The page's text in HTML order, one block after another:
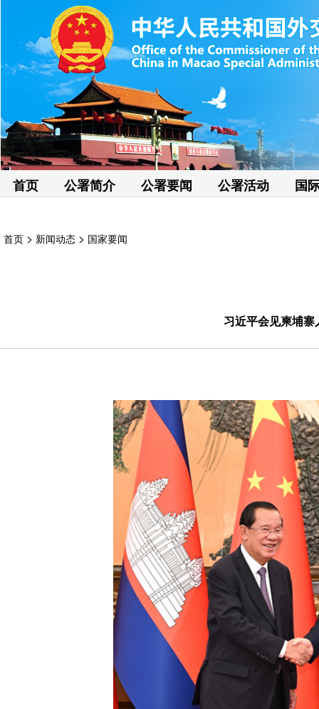
首页 公署简介 公署要闻 公署活动 国
首页 > 新闻动态 > 国家要闻
习近平会见柬埔